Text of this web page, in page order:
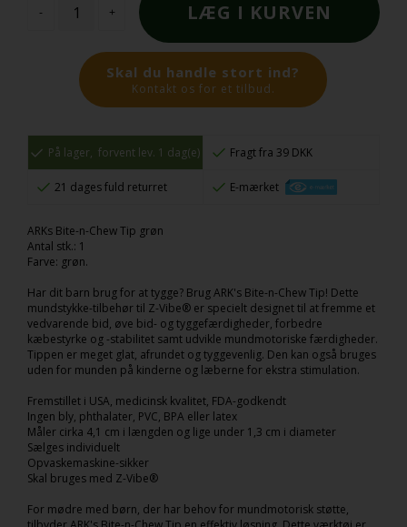
- +
Skal du handle stort ind?
Kontakt os for et tilbud.
På lager,forvent lev. 1 dag(e) Fragt fra 39 DKK
21 dages fuld returret E-mærket
ARKs Bite-n-Chew Tip grøn
Antal stk.: 1
Farve: grøn.
Har dit barn brug for at tygge? Brug ARK's Bite-n-Chew Tip! Dette
mundstykke-tilbehør til Z-Vibe® er specielt designet til at fremme et
vedvarende bid, øve bid- og tyggefærdigheder, forbedre
kæbestyrke og -stabilitet samt udvikle mundmotoriske færdigheder.
Tippen er meget glat, afrundet og tyggevenlig. Den kan også bruges
uden for munden på kinderne og læberne for ekstra stimulation.
Fremstillet i USA, medicinsk kvalitet, FDA-godkendt
Ingen bly, phthalater, PVC, BPA eller latex
Måler cirka 4,1 cm i længden og lige under 1,3 cm i diameter
Sælges individuelt
Opvaskemaskine-sikker
Skal bruges med Z-Vibe®
For mødre med børn, der har behov for mundmotorisk støtte,